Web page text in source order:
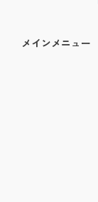
メインメニュー